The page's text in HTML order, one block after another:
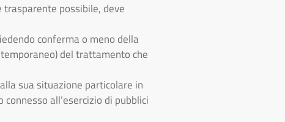
possibile, deve
conferma o meno della
del trattamento che
sua situazione particolare in
all’esercizio di pubblici